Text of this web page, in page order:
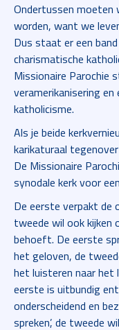
Ondertussen moeten
worden, want we
Dus staat er een
charismatische
Missionaire Parochie
veramerikanisering
katholicisme.
Als je beide
karikaturaal
De Missionaire
synodale kerk voor
De eerste verpakt de
tweede wil ook kijken
behoeft. De eerste
het geloven, de
het luisteren naar het
eerste is uitbundig
onderscheidend en
spreken’, de tweede